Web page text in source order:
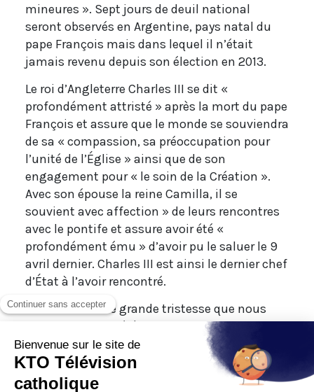
mineures ». Sept jours de deuil national
seront observés en Argentine, pays natal du
pape François mais dans lequel il n’était
jamais revenu depuis son élection en 2013.
Le roi d’Angleterre Charles III se dit «
profondément attristé » après la mort du pape
François et assure que le monde se souviendra
de sa « compassion, sa préoccupation pour
l’unité de l’Église » ainsi que de son
engagement pour « le soin de la Création ».
Avec son épouse la reine Camilla, il se
souvient avec affection » de leurs rencontres
avec le pontife et assure avoir été «
profondément ému » d’avoir pu le saluer le 9
avril dernier. Charles III est ainsi le dernier chef
d’État à l’avoir rencontré.
« C’est avec une grande tristesse que nous
avons appris le décès du Pape François »,
déclare pour sa part le roi des Belges, Philippe
Ier, qui avait reçu le pape en visite officielle
dans son pays en septembre dernier. « C’était